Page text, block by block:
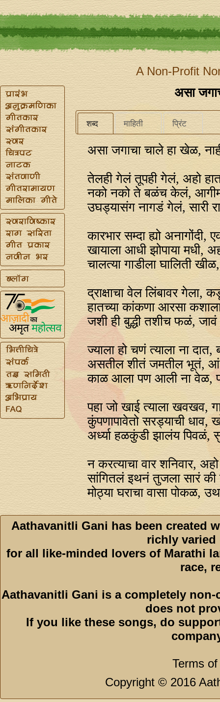
A Non-Profit
असा
शब्द माहिती प्रिंट
असा जगाचा चाले हा खेळ,
तेलही गेलं तूपही गेलं, अहो
नको नको ते बळंच केलं,
उघड्यासंग नागडं गेलं, सारी
कारभार सम्दा ह्यो अनागोंदी,
खायाला आधी झोपाया मधी,
चालत्या गाडीला घालिती
द्राक्षाचा वेल लिंबावर गेला,
हातच्या कांकणा आरसा
जशी ही बुद्धी तशीच फळं,
ज्याला हो चणं त्याला ना दात,
असतील शीतं जमतील भूतं,
काळ आला पण आली ना वेळ,
पहा जो खाई त्याला खवखव,
कुंपणापावेतो सरड्याची धाव,
अर्ध्या हळकुंडी झालंय पिवळं,
न करत्याचा वार शनिवार, अहो
सांगितलं इथनं तुजला सारं की
मोठ्या घराचा वासा पोकळ,
Aathavanitli Gani has been created
richly varied
for all like-minded lovers of Marathi
race,
Aathavanitli Gani is a completely
does not
If you like these songs, do
Terms
Copyright © 2016